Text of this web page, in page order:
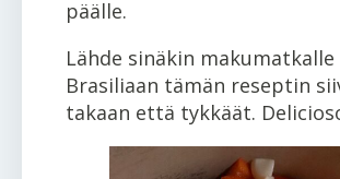
päälle.
Lähde sinäkin makumatkalle
Brasiliaan tämän reseptin
takaan että tykkäät.